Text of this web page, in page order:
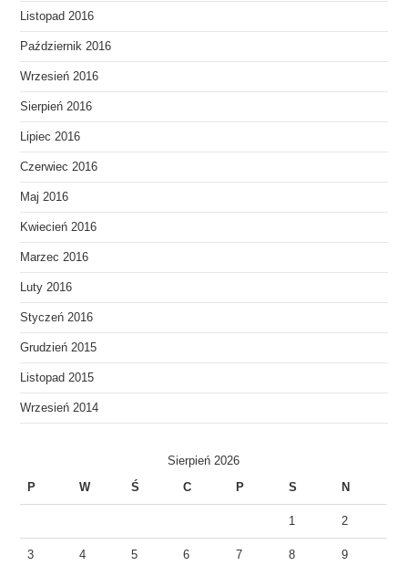
Listopad 2016
Październik 2016
Wrzesień 2016
Sierpień 2016
Lipiec 2016
Czerwiec 2016
Maj 2016
Kwiecień 2016
Marzec 2016
Luty 2016
Styczeń 2016
Grudzień 2015
Listopad 2015
Wrzesień 2014
Sierpień 2026
P W Ś C P S N
1 2
3 4 5 6 7 8 9